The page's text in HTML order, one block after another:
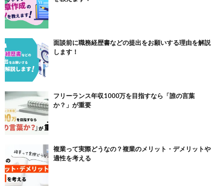
面談前に職務経歴書などの提出をお願いする理由を解説
します！
フリーランス年収1000万を目指すなら「誰の言葉
か？」が重要
複業って実際どうなの？複業のメリット・デメリットや
適性を考える